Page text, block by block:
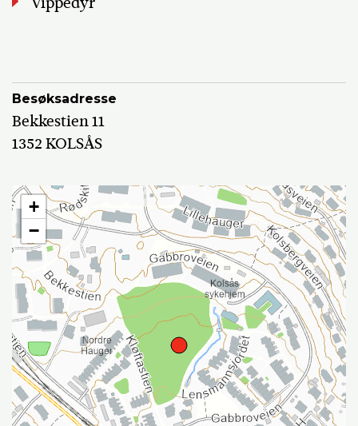
Besøksadresse
Bekkestien 11
1352 KOLSÅS
+
−